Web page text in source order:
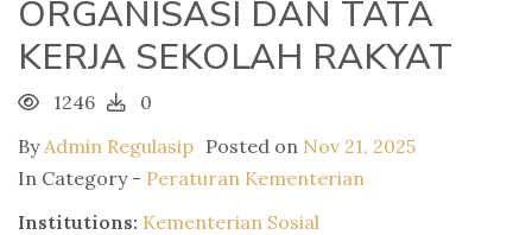
ORGANISASI DAN TATA
KERJA SEKOLAH RAKYAT
1246
0
ByAdmin Regulasip Posted on Nov 21, 2025
In Category - Peraturan Kementerian
Institutions: Kementerian Sosial